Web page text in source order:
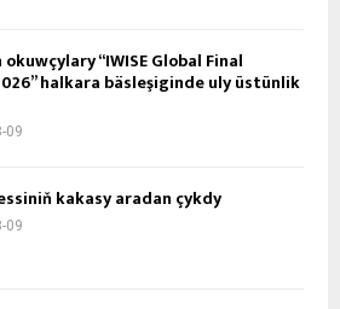
“IWISE Global Final
halkara bäsleşiginde uly üstünlik
09
kakasy aradan çykdy
09